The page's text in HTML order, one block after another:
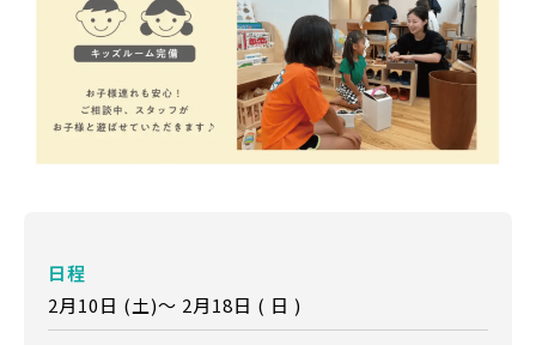
日程
2月10日 (土)～ 2月18日 ( 日 )